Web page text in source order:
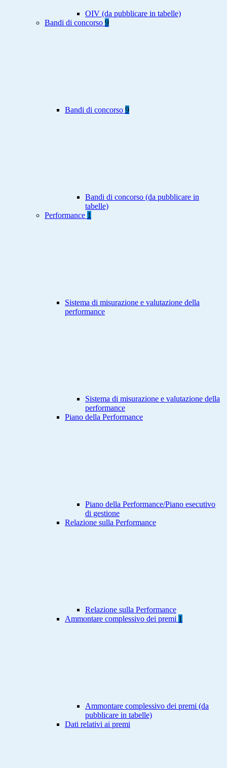
OIV (da pubblicare in tabelle)
Bandi di concorso 9
Bandi di concorso 9
Bandi di concorso (da pubblicare in
tabelle)
Performance 1
Sistema di misurazione e valutazione della
performance
Sistema di misurazione e valutazione della
performance
Piano della Performance
Piano della Performance/Piano esecutivo
di gestione
Relazione sulla Performance
Relazione sulla Performance
Ammontare complessivo dei premi 1
Ammontare complessivo dei premi (da
pubblicare in tabelle)
Dati relativi ai premi